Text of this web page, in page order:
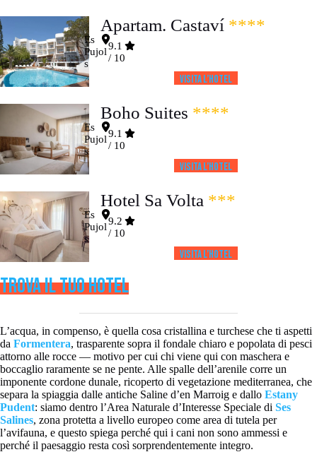
Apartam. Castaví ****
Es
Pujol
s
9.1
/ 10
Visita l’HOTEL
Boho Suites ****
Es
Pujol
s
9.1
/ 10
Visita l’HOTEL
Hotel Sa Volta ***
Es
Pujol
s
9.2
/ 10
Visita l’HOTEL
TROVA IL TUO HOTEL
L’acqua, in compenso, è quella cosa cristallina e turchese che ti aspetti
da Formentera, trasparente sopra il fondale chiaro e popolata di pesci
attorno alle rocce — motivo per cui chi viene qui con maschera e
boccaglio raramente se ne pente. Alle spalle dell’arenile corre un
imponente cordone dunale, ricoperto di vegetazione mediterranea, che
separa la spiaggia dalle antiche Saline d’en Marroig e dallo Estany
Pudent: siamo dentro l’Area Naturale d’Interesse Speciale di Ses
Salines, zona protetta a livello europeo come area di tutela per
l’avifauna, e questo spiega perché qui i cani non sono ammessi e
perché il paesaggio resta così sorprendentemente integro.